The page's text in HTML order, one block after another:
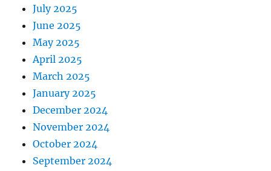
July 2025
June 2025
May 2025
April 2025
March 2025
January 2025
December 2024
November 2024
October 2024
September 2024